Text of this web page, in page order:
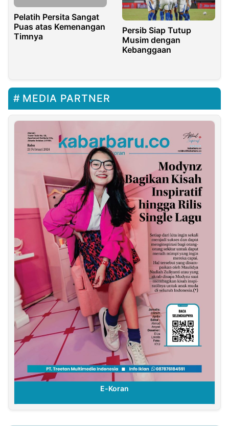
Pelatih Persita Sangat
Puas atas Kemenangan
Timnya
Persib Siap Tutup
Musim dengan
Kebanggaan
MEDIA PARTNER
E-Koran